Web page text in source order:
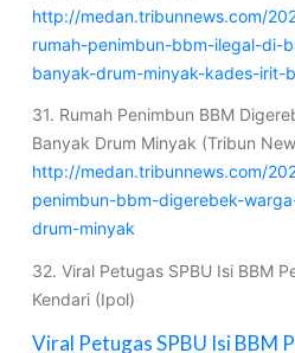
http://medan.tribunnews.com/
rumah-penimbun-bbm-ilegal-di-
banyak-drum-minyak-kades-irit-
31. Rumah Penimbun BBM
Banyak Drum Minyak (Tribun
http://medan.tribunnews.com/
penimbun-bbm-digerebek-
drum-minyak
32. Viral Petugas SPBU Isi BBM
Kendari (Ipol)
Viral Petugas SPBU Isi BBM